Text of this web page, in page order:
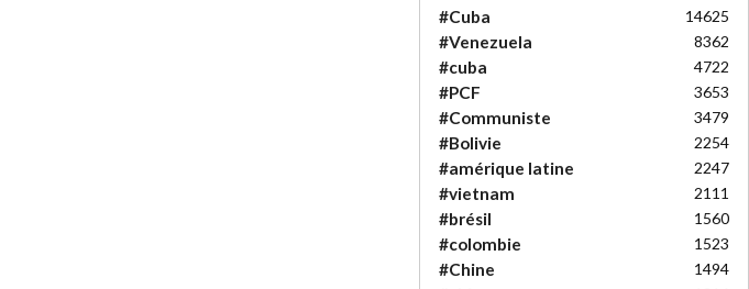
#Cuba 14625
#Venezuela 8362
#cuba 4722
#PCF 3653
#Communiste 3479
#Bolivie 2254
#amérique latine 2247
#vietnam 2111
#brésil 1560
#colombie 1523
#Chine 1494